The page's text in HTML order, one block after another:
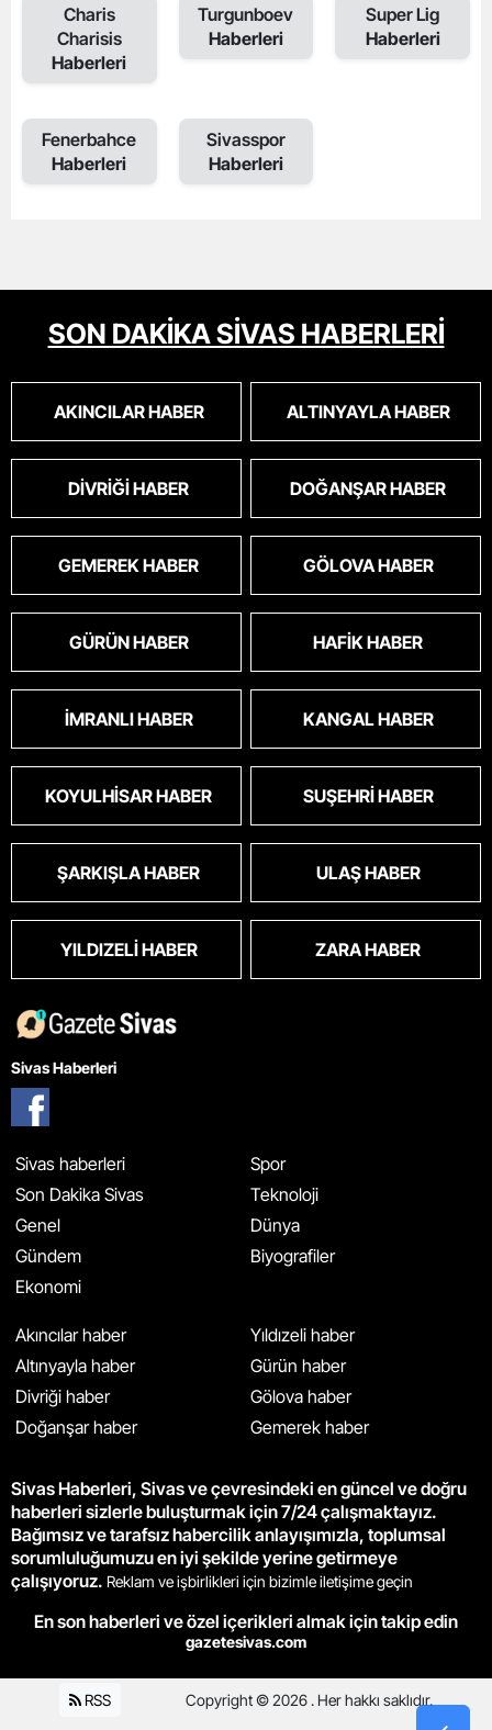
Charis
Charisis
Haberleri
Turgunboev
Haberleri
Super Lig
Haberleri
Fenerbahce
Haberleri
Sivasspor
Haberleri
SON DAKİKA SİVAS HABERLERİ
AKINCILAR HABER ALTINYAYLA HABER
DIVRIĞI HABER DOĞANŞAR HABER
GEMEREK HABER GÖLOVA HABER
GÜRÜN HABER HAFIK HABER
İMRANLI HABER KANGAL HABER
KOYULHISAR HABER SUŞEHRI HABER
ŞARKIŞLA HABER ULAŞ HABER
YILDIZELI HABER ZARA HABER
Sivas Haberleri
Sivas haberleri
Son Dakika Sivas
Genel
Gündem
Ekonomi
Spor
Teknoloji
Dünya
Biyografiler
Akıncılar haber
Altınyayla haber
Divriği haber
Doğanşar haber
Yıldızeli haber
Gürün haber
Gölova haber
Gemerek haber
Sivas Haberleri, Sivas ve çevresindeki en güncel ve doğru
haberleri sizlerle buluşturmak için 7/24 çalışmaktayız.
Bağımsız ve tarafsız habercilik anlayışımızla, toplumsal
sorumluluğumuzu en iyi şekilde yerine getirmeye
çalışıyoruz. Reklam ve işbirlikleri için bizimle iletişime geçin
En son haberleri ve özel içerikleri almak için takip edin
gazetesivas.com
RSS Copyright © 2026 . Her hakkı saklıdır.